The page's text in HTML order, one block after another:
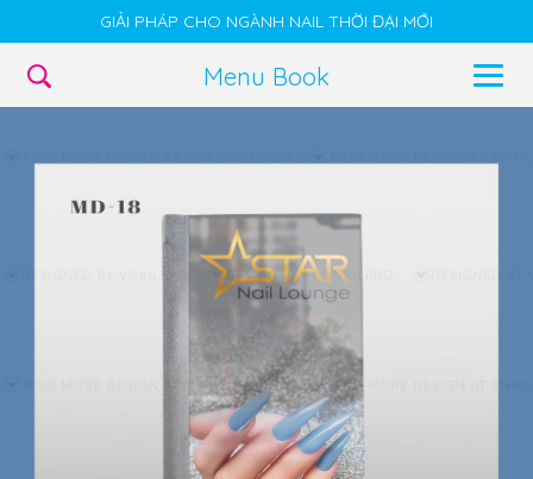
GIẢI PHÁP CHO NGÀNH NAIL THỜI ĐẠI MỚI
Menu Book